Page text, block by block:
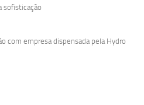
sofisticação
com empresa dispensada pela Hydro